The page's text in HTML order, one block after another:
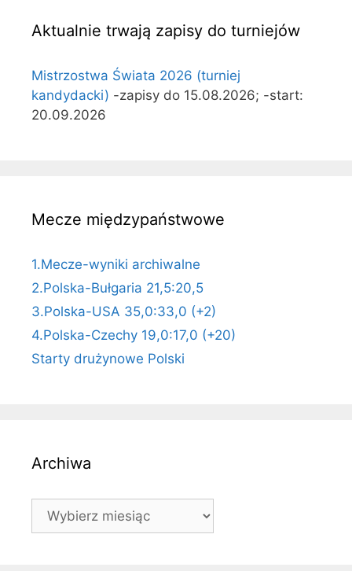
Aktualnie trwają zapisy do turniejów
Mistrzostwa Świata 2026 (turniej
kandydacki) -zapisy do 15.08.2026; -start:
20.09.2026
Mecze międzypaństwowe
1.Mecze-wyniki archiwalne
2.Polska-Bułgaria 21,5:20,5
3.Polska-USA 35,0:33,0 (+2)
4.Polska-Czechy 19,0:17,0 (+20)
Starty drużynowe Polski
Archiwa
Archiwa